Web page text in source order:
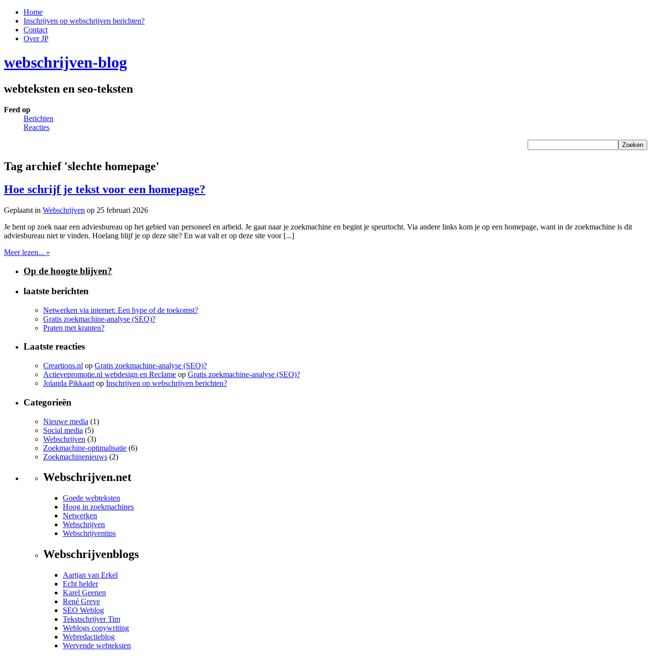
Home
Inschrijven op webschrijven berichten?
Contact
Over JP
webschrijven-blog
webteksten en seo-teksten
Feed op
Berichten
Reacties
Tag archief 'slechte homepage'
Hoe schrijf je tekst voor een homepage?
Geplaatst in Webschrijven op 25 februari 2026
Je bent op zoek naar een adviesbureau op het gebied van personeel en arbeid. Je gaat naar je zoekmachine en begint je speurtocht. Via andere links kom je op een homepage, want in de zoekmachine is dit
adviesbureau niet te vinden. Hoelang blijf je op deze site? En wat valt er op deze site voor [...]
Meer lezen... »
Op de hoogte blijven?
laatste berichten
Netwerken via internet: Een hype of de toekomst?
Gratis zoekmachine-analyse (SEO)?
Praten met kranten?
Laatste reacties
Creartions.nl op Gratis zoekmachine-analyse (SEO)?
Actievepromotie.nl webdesign en Reclame op Gratis zoekmachine-analyse (SEO)?
Jolanda Pikkaart op Inschrijven op webschrijven berichten?
Categorieën
Nieuwe media (1)
Social media (5)
Webschrijven (3)
Zoekmachine-optimalisatie (6)
Zoekmachinenieuws (2)
Webschrijven.net
Goede webteksten
Hoog in zoekmachines
Netwerken
Webschrijven
Webschrijventips
Webschrijvenblogs
Aartjan van Erkel
Echt helder
Karel Geenen
René Greve
SEO Weblog
Tekstschrijver Tim
Weblogs copywriting
Webredactieblog
Wervende webteksten